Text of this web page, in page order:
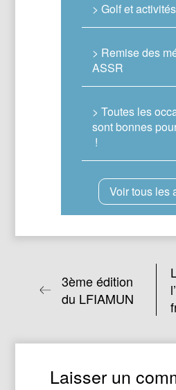
> Golf et
> Remise des
ASSR
> Toutes les
sont bonnes
!
Voir tous les
3ème édition
du LFIAMUN
Laisser un